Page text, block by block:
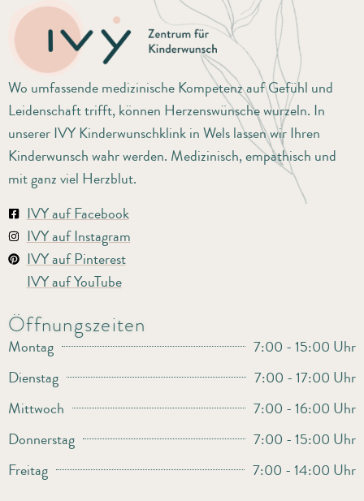
Wo umfassende medizinische Kompetenz auf Gefühl und
Leidenschaft trifft, können Herzenswünsche wurzeln. In
unserer IVY Kinderwunschklink in Wels lassen wir Ihren
Kinderwunsch wahr werden. Medizinisch, empathisch und
mit ganz viel Herzblut.
IVY auf Facebook
IVY auf Instagram
IVY auf Pinterest
IVY auf YouTube
Öffnungszeiten
Montag
7:00 - 15:00 Uhr
Dienstag
7:00 - 17:00 Uhr
Mittwoch
7:00 - 16:00 Uhr
Donnerstag
7:00 - 15:00 Uhr
Freitag
7:00 - 14:00 Uhr